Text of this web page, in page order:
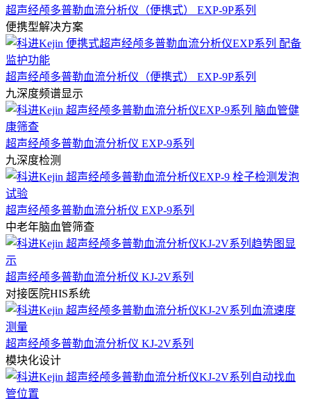
超声经颅多普勒血流分析仪（便携式） EXP-9P系列
便携型解决方案
超声经颅多普勒血流分析仪（便携式） EXP-9P系列
九深度频谱显示
超声经颅多普勒血流分析仪 EXP-9系列
九深度检测
超声经颅多普勒血流分析仪 EXP-9系列
中老年脑血管筛查
超声经颅多普勒血流分析仪 KJ-2V系列
对接医院HIS系统
超声经颅多普勒血流分析仪 KJ-2V系列
模块化设计